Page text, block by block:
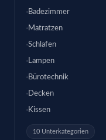
Badezimmer
Matratzen
Schlafen
Lampen
Bürotechnik
Decken
Kissen
10 Unterkategorien